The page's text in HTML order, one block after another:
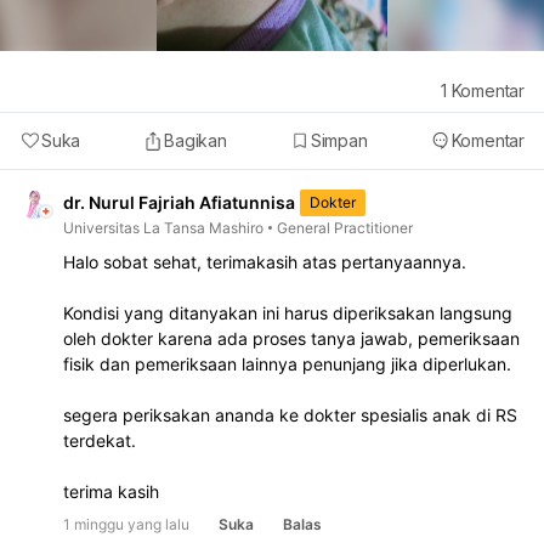
Suka Bagikan Simpan Komentar
1 Komentar
dr. Nurul Fajriah Afiatunnisa
Dokter
Universitas La Tansa Mashiro
General Practitioner
Halo sobat sehat, terimakasih atas pertanyaannya.
Kondisi yang ditanyakan ini harus diperiksakan langsung
oleh dokter karena ada proses tanya jawab, pemeriksaan
fisik dan pemeriksaan lainnya penunjang jika diperlukan.
segera periksakan ananda ke dokter spesialis anak di RS
terdekat.
terima kasih
1 minggu yang lalu Suka Balas